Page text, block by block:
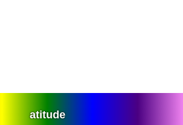
atitude